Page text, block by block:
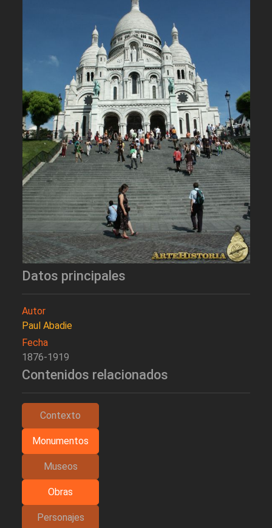
Datos principales
Autor
Paul Abadie
Fecha
1876-1919
Contenidos relacionados
Contexto
Monumentos
Museos
Obras
Personajes